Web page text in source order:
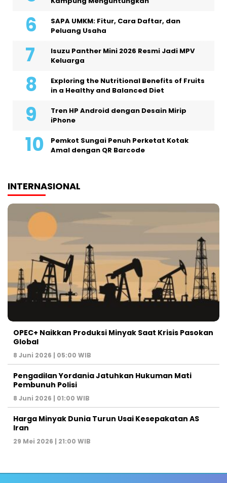
SAPA UMKM: Fitur, Cara Daftar, dan
Peluang Usaha
Isuzu Panther Mini 2026 Resmi Jadi MPV
Keluarga
Exploring the Nutritional Benefits of Fruits
in a Healthy and Balanced Diet
Tren HP Android dengan Desain Mirip
iPhone
Pemkot Sungai Penuh Perketat Kotak
Amal dengan QR Barcode
INTERNASIONAL
OPEC+ Naikkan Produksi Minyak Saat Krisis Pasokan
Global
8 Juni 2026 | 05:00 WIB
Pengadilan Yordania Jatuhkan Hukuman Mati
Pembunuh Polisi
8 Juni 2026 | 01:00 WIB
Harga Minyak Dunia Turun Usai Kesepakatan AS
Iran
29 Mei 2026 | 21:00 WIB